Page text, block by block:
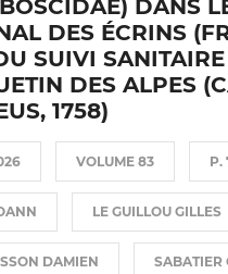
DANS
DES ÉCRINS
SUIVI
DES ALPES
1758)
VOLUME 83 P.
LE GUILLOU GILLES
DAMIEN SABATIER